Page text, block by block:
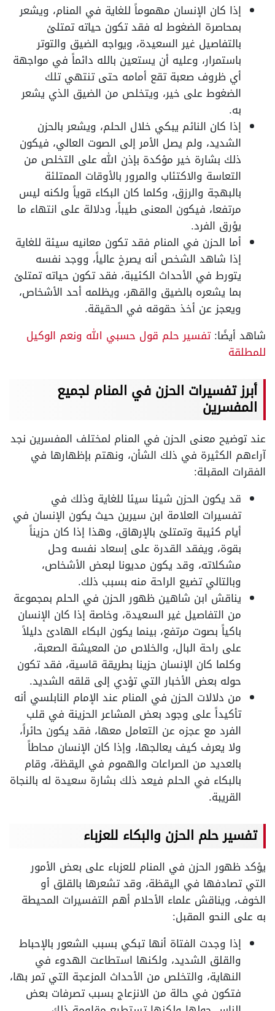
إذا كان الإنسان مهموماً للغاية في المنام، ويشعر
بمحاصرة الضغوط له فقد تكون حياته تمتلئ
بالتفاصيل غير السعيدة، ويواجه الضيق والتوتر
باستمرار، وعليه أن يستعين بالله دائماً في مواجهة
أي ظروف صعبة تقع أمامه حتى تنتهي تلك
الضغوط على خير، ويتخلص من الضيق الذي يشعر
به.
إذا كان النائم يبكي خلال الحلم، ويشعر بالحزن
الشديد، ولم يصل الأمر إلى الصوت العالي، فيكون
ذلك بشارة خير مؤكدة بإذن الله على التخلص من
التعاسة والاكتئاب والمرور بالأوقات الممتلئة
بالبهجة والرزق، وكلما كان البكاء قوياً ولكنه ليس
مرتفعا، فيكون المعنى طيباً، ودلالة على انتهاء ما
يؤرق الفرد.
أما الحزن في المنام فقد تكون معانيه سيئة للغاية
إذا شاهد الشخص أنه يصرخ عالياً، ووجد نفسه
يتورط في الأحداث الكئيبة، فقد تكون حياته تمتلئ
بما يشعره بالضيق والقهر، ويظلمه أحد الأشخاص،
ويعجز عن أخذ حقوقه في الحقيقة.
شاهد أيضًا:تفسير حلم قول حسبي الله ونعم الوكيل
للمطلقة
أبرز تفسيرات الحزن في المنام لجميع
المفسرين
عند توضيح معنى الحزن في المنام لمختلف المفسرين نجد
آراءهم الكثيرة في ذلك الشأن، ونهتم بإظهارها في
الفقرات المقبلة:
قد يكون الحزن شيئا سيئا للغاية وذلك في
تفسيرات العلامة ابن سيرين حيث يكون الإنسان في
أيام كئيبة وتمتلئ بالإرهاق، وهذا إذا كان حزيناً
بقوة، ويفقد القدرة على إسعاد نفسه وحل
مشكلاته، وقد يكون مديونا لبعض الأشخاص،
وبالتالي تضيع الراحة منه بسبب ذلك.
يناقش ابن شاهين ظهور الحزن في الحلم بمجموعة
من التفاصيل غير السعيدة، وخاصة إذا كان الإنسان
باكياً بصوت مرتفع، بينما يكون البكاء الهادئ دليلاً
على راحة البال، والخلاص من المعيشة الصعبة،
وكلما كان الإنسان حزينا بطريقة قاسية، فقد تكون
حوله بعض الأخبار التي تؤدي إلى قلقه الشديد.
من دلالات الحزن في المنام عند الإمام النابلسي أنه
تأكيداً على وجود بعض المشاعر الحزينة في قلب
الفرد مع عجزه عن التعامل معها، فقد يكون حائراً،
ولا يعرف كيف يعالجها، وإذا كان الإنسان محاطاً
بالعديد من الصراعات والهموم في اليقظة، وقام
بالبكاء في الحلم فيعد ذلك بشارة سعيدة له بالنجاة
القريبة.
تفسير حلم الحزن والبكاء للعزباء
يؤكد ظهور الحزن في المنام للعزباء على بعض الأمور
التي تصادفها في اليقظة، وقد تشعرها بالقلق أو
الخوف، ويناقش علماء الأحلام أهم التفسيرات المحيطة
به على النحو المقبل:
إذا وجدت الفتاة أنها تبكي بسبب الشعور بالإحباط
والقلق الشديد، ولكنها استطاعت الهدوء في
النهاية، والتخلص من الأحداث المزعجة التي تمر بها،
فتكون في حالة من الانزعاج بسبب تصرفات بعض